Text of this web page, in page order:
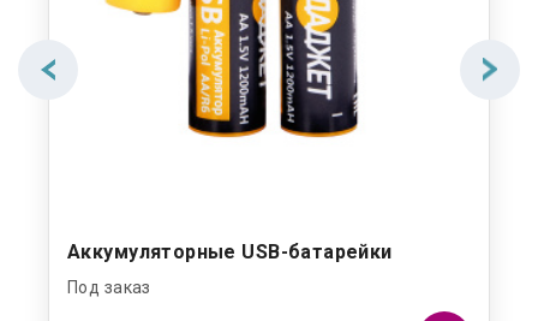
Аккумуляторные USB-батарейки
Под заказ